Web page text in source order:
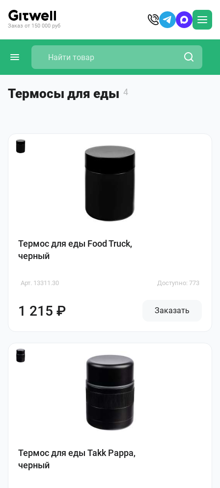
Заказ от 150 000 руб
Термосы для еды 4
Термос для еды Food Truck,
черный
Арт. 13311.30 Доступно: 773
1 215 ₽ Заказать
Термос для еды Takk Pappa,
черный